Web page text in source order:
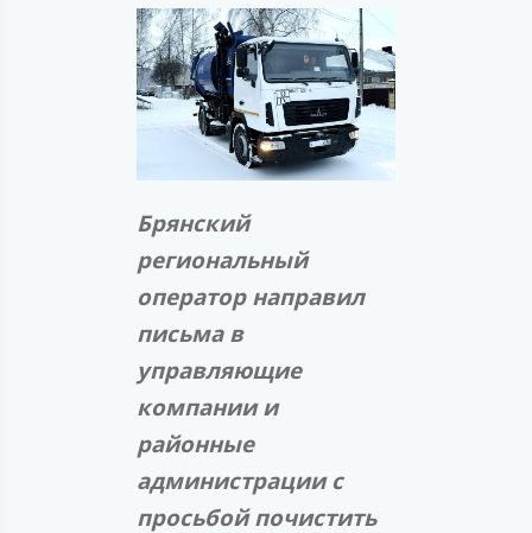
Брянский
региональный
оператор направил
письма в
управляющие
компании и
районные
администрации с
просьбой почистить